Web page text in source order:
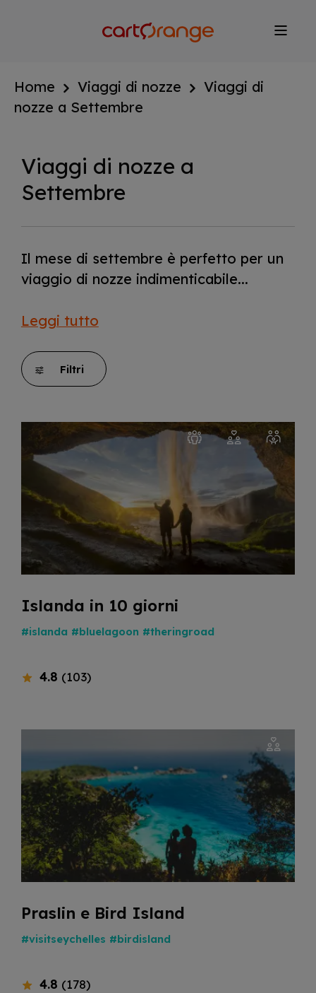
Home Viaggi di nozze
Viaggi di
nozze a Settembre
Viaggi di nozze a
Settembre
Il mese di settembre è perfetto per un
viaggio di nozze indimenticabile...
Leggi tutto
Filtri
Islanda in 10 giorni
#islanda #bluelagoon #theringroad
4.8 (103)
Praslin e Bird Island
#visitseychelles #birdisland
4.8 (178)